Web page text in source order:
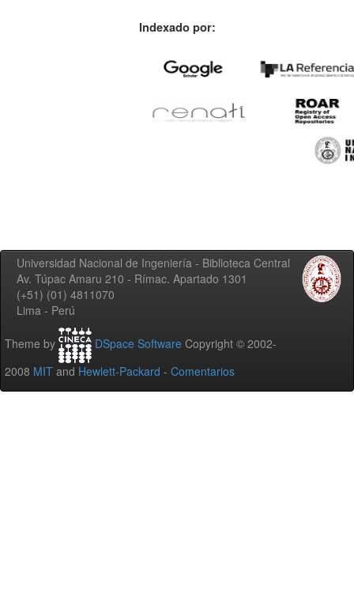
Indexado por:
Universidad Nacional de Ingeniería - Biblioteca Central
Av. Túpac Amaru 210 - Rímac. Apartado 1301
(+51) (01) 4811070
Lima - Perú
Theme by DSpace Software Copyright © 2002-
2008 MIT and Hewlett-Packard - Comentarios